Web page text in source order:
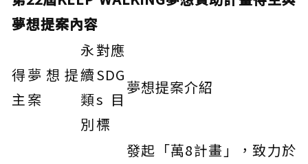
夢想提案內容
得
主
夢想提
案
永
續
類
別
對應
SDG
s 目
標
夢想提案介紹
發起「萬8計畫」，致力於